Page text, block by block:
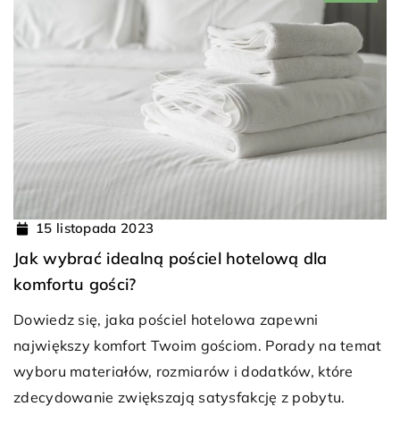
15 listopada 2023
Jak wybrać idealną pościel hotelową dla
komfortu gości?
Dowiedz się, jaka pościel hotelowa zapewni
największy komfort Twoim gościom. Porady na temat
wyboru materiałów, rozmiarów i dodatków, które
zdecydowanie zwiększają satysfakcję z pobytu.